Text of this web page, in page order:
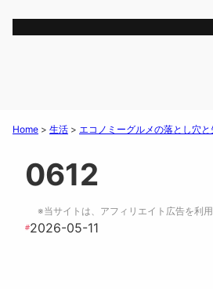
Home > 生活 > エコノミーグルメの落とし穴
0612
※当サイトは、アフィリエイト広告を利
#2026-05-11